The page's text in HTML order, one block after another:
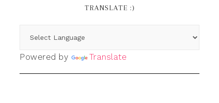
TRANSLATE :)
Powered by Translate